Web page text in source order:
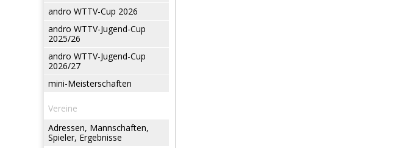
andro WTTV-Cup 2026
andro WTTV-Jugend-Cup
2025/26
andro WTTV-Jugend-Cup
2026/27
mini-Meisterschaften
Vereine
Adressen, Mannschaften,
Spieler, Ergebnisse